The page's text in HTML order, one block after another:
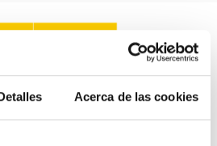
Acerca de las cookies